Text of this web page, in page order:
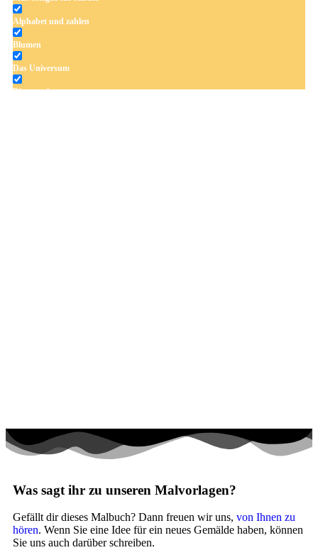
Alphabet und zahlen
Blumen
Das Universum
Dinosaurier
Winter und Weihnachten
Unkategorisiert
Was sagt ihr zu unseren Malvorlagen?
Gefällt dir dieses Malbuch? Dann freuen wir uns, von Ihnen zu
hören. Wenn Sie eine Idee für ein neues Gemälde haben, können
Sie uns auch darüber schreiben.